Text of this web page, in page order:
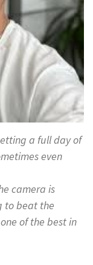
a full day of
even
camera is
to beat the
of the best in